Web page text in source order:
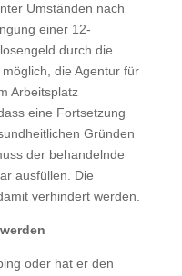
Umständen nach
einer 12-
durch die
die Agentur für
Arbeitsplatz
eine Fortsetzung
Gründen
der behandelnde
ausfüllen. Die
verhindert werden.
oder hat er den